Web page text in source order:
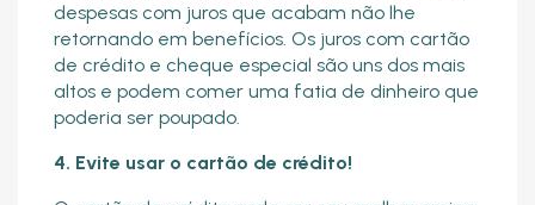
despesas com juros que acabam não lhe
retornando em benefícios. Os juros com cartão
de crédito e cheque especial são uns dos mais
altos e podem comer uma fatia de dinheiro que
poderia ser poupado.
4. Evite usar o cartão de crédito!